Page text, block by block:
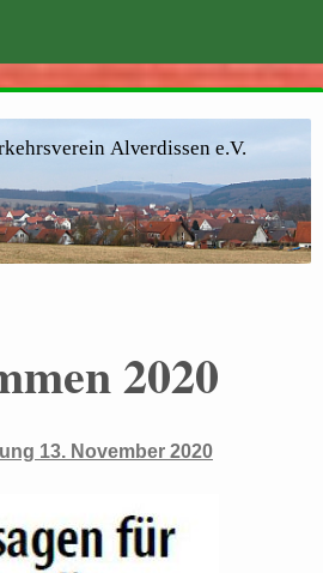
Alverdissen e.V.
2020
13. November 2020